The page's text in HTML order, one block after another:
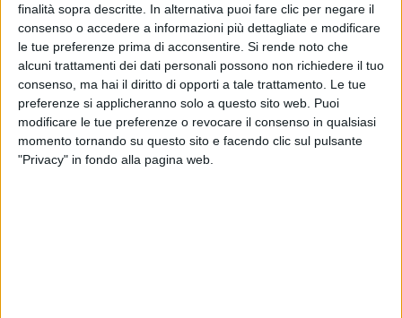
finalità sopra descritte. In alternativa puoi fare clic per negare il
consenso o accedere a informazioni più dettagliate e modificare
le tue preferenze prima di acconsentire. Si rende noto che
alcuni trattamenti dei dati personali possono non richiedere il tuo
consenso, ma hai il diritto di opporti a tale trattamento. Le tue
preferenze si applicheranno solo a questo sito web. Puoi
modificare le tue preferenze o revocare il consenso in qualsiasi
momento tornando su questo sito e facendo clic sul pulsante
"Privacy" in fondo alla pagina web.
La ‘tassa’ sui piccoli pacchi in
un emendamento di FdI alla
Manovra 2026
ITALIA 11 DICEMBRE 2025